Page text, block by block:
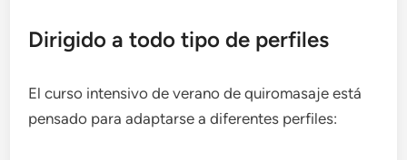
Dirigido a todo tipo de perfiles
El curso intensivo de verano de quiromasaje está
pensado para adaptarse a diferentes perfiles: